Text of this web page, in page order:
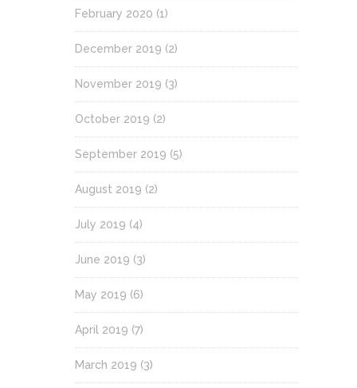
February 2020 (1)
December 2019 (2)
November 2019 (3)
October 2019 (2)
September 2019 (5)
August 2019 (2)
July 2019 (4)
June 2019 (3)
May 2019 (6)
April 2019 (7)
March 2019 (3)